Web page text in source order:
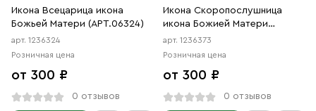
Икона Всецарица икона
Божьей Матери (АРТ.06324)
арт. 1236324
Розничная цена
от 300 ₽
0 отзывов
Икона Скоропослушница
икона Божией Матери
(АРТ.06373)
арт. 1236373
Розничная цена
от 300 ₽
0 отзывов